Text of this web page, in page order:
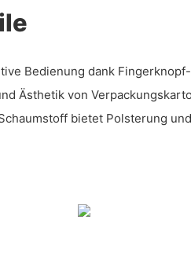
Bedienung dank
Ästhetik von
bietet Polsterung